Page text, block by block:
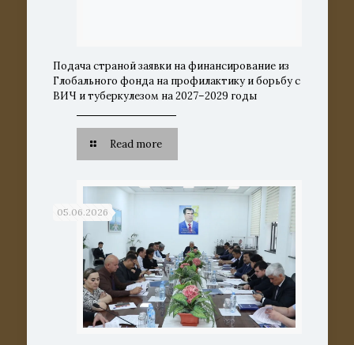
Подача страной заявки на финансирование из
Глобального фонда на профилактику и борьбу с
ВИЧ и туберкулезом на 2027–2029 годы
Read more
05.06.2026